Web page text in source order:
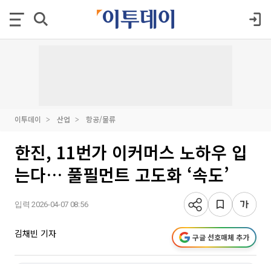
이투데이 산업 항공/물류
한진, 11번가 이커머스 노하우 입
는다… 풀필먼트 고도화 ‘속도’
입력 2026-04-07 08:56
김채빈 기자 구글 선호매체 추가